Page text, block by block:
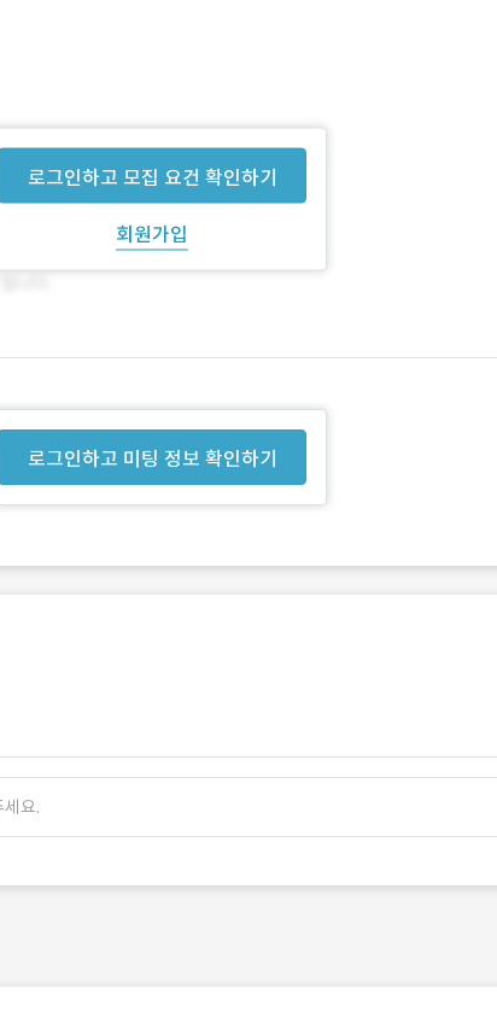
로그인하고 모집 요건 확인하기
회원가입
로그인하고 미팅 정보 확인하기
세요.